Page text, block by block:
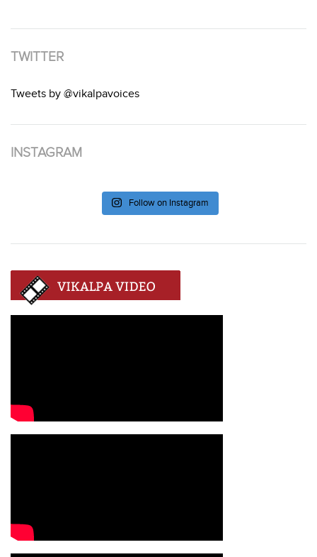
TWITTER
Tweets by @vikalpavoices
INSTAGRAM
Follow on Instagram